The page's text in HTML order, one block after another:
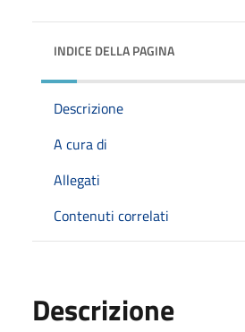
INDICE DELLA PAGINA
Descrizione
A cura di
Allegati
Contenuti correlati
Descrizione